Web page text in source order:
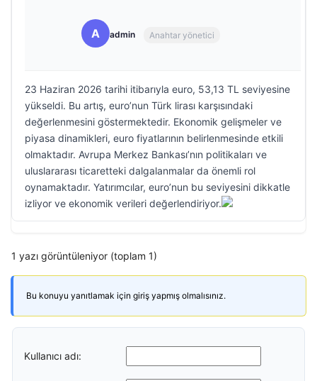
A admin Anahtar yönetici
23 Haziran 2026 tarihi itibarıyla euro, 53,13 TL seviyesine
yükseldi. Bu artış, euro’nun Türk lirası karşısındaki
değerlenmesini göstermektedir. Ekonomik gelişmeler ve
piyasa dinamikleri, euro fiyatlarının belirlenmesinde etkili
olmaktadır. Avrupa Merkez Bankası’nın politikaları ve
uluslararası ticaretteki dalgalanmalar da önemli rol
oynamaktadır. Yatırımcılar, euro’nun bu seviyesini dikkatle
izliyor ve ekonomik verileri değerlendiriyor.
1 yazı görüntüleniyor (toplam 1)
Bu konuyu yanıtlamak için giriş yapmış olmalısınız.
Kullanıcı adı: